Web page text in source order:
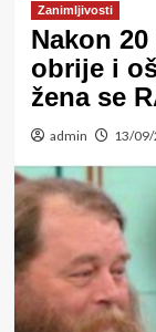
Zanimljivosti
Nakon
obrije i
žena se
admin 13/